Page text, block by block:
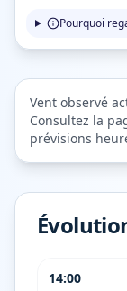
Pourquoi
Vent observé
Consultez la
prévisions
14:00